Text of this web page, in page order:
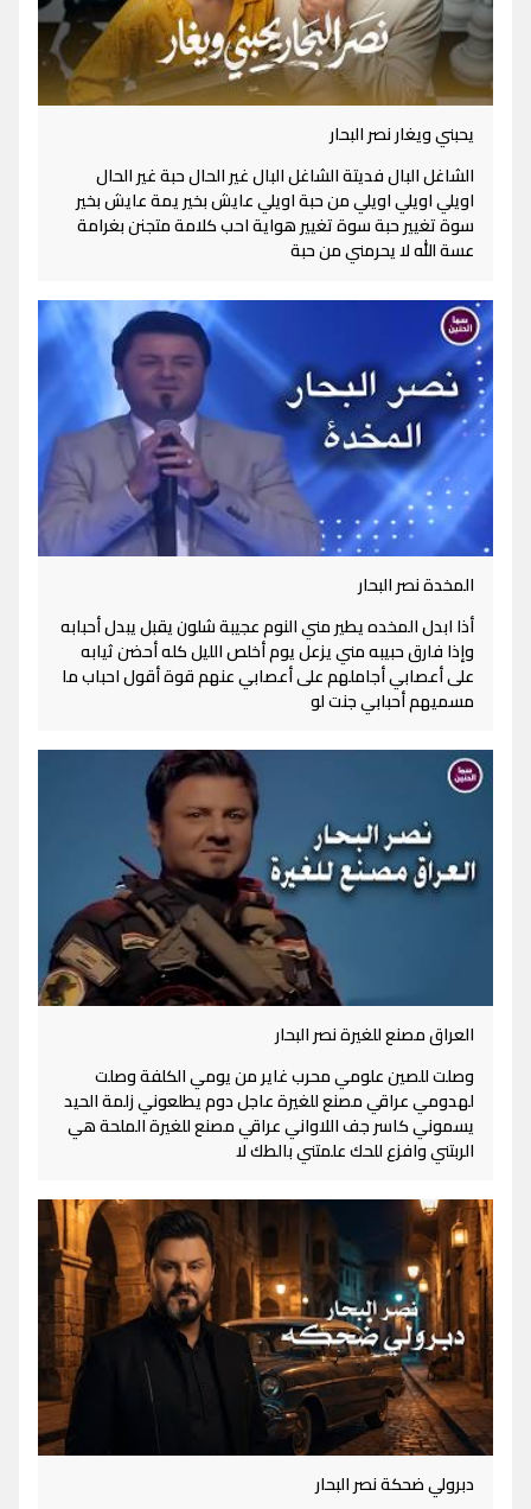
يحبني ويغار نصر البحار
الشاغل البال فديتة الشاغل البال غير الحال حبة غير الحال
اويلي اويلي اويلي من حبة اويلي عايش بخير يمة عايش بخير
سوة تغيير حبة سوة تغيير هواية احب كلامة متجنن بغرامة
عسة الله لا يحرمني من حبة
المخدة نصر البحار
أذا ابدل المخده يطير مني النوم عجيبة شلون يقبل يبدل أحبابه
وإذا فارق حبيبه مني يزعل يوم أخلص الليل كله أحضن ثيابه
على أعصابي أجاملهم على أعصابي عنهم قوة أقول احباب ما
مسميهم أحبابي جنت لو
العراق مصنع للغيرة نصر البحار
وصلت للصين علومي محرب غاير من يومي الكلفة وصلت
لهدومي عراقي مصنع للغيرة عاجل دوم يطلعوني زلمة الحيد
يسموني كاسر جف اللاواني عراقي مصنع للغيرة الملحة هي
الربتني وافزع للحك علمتني بالطك لا
دبرولي ضحكة نصر البحار